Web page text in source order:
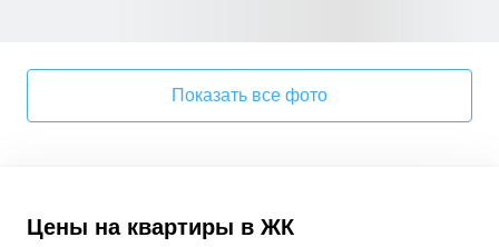
Показать все фото
Цены на квартиры в ЖК